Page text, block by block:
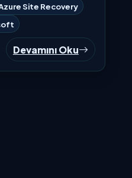
Site Recovery
Devamını Oku